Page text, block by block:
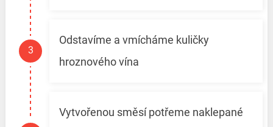
Odstavíme a vmícháme kuličky
hroznového vína
Vytvořenou směsí potřeme naklepané